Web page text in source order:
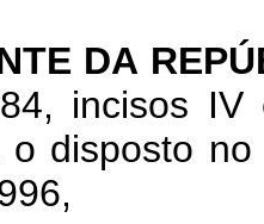
DA
incisos IV
o disposto